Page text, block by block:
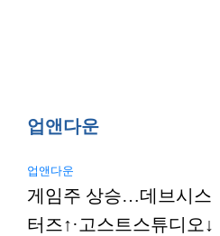
업앤다운
업앤다운
게임주 상승…데브시스
터즈↑·고스트스튜디오↓